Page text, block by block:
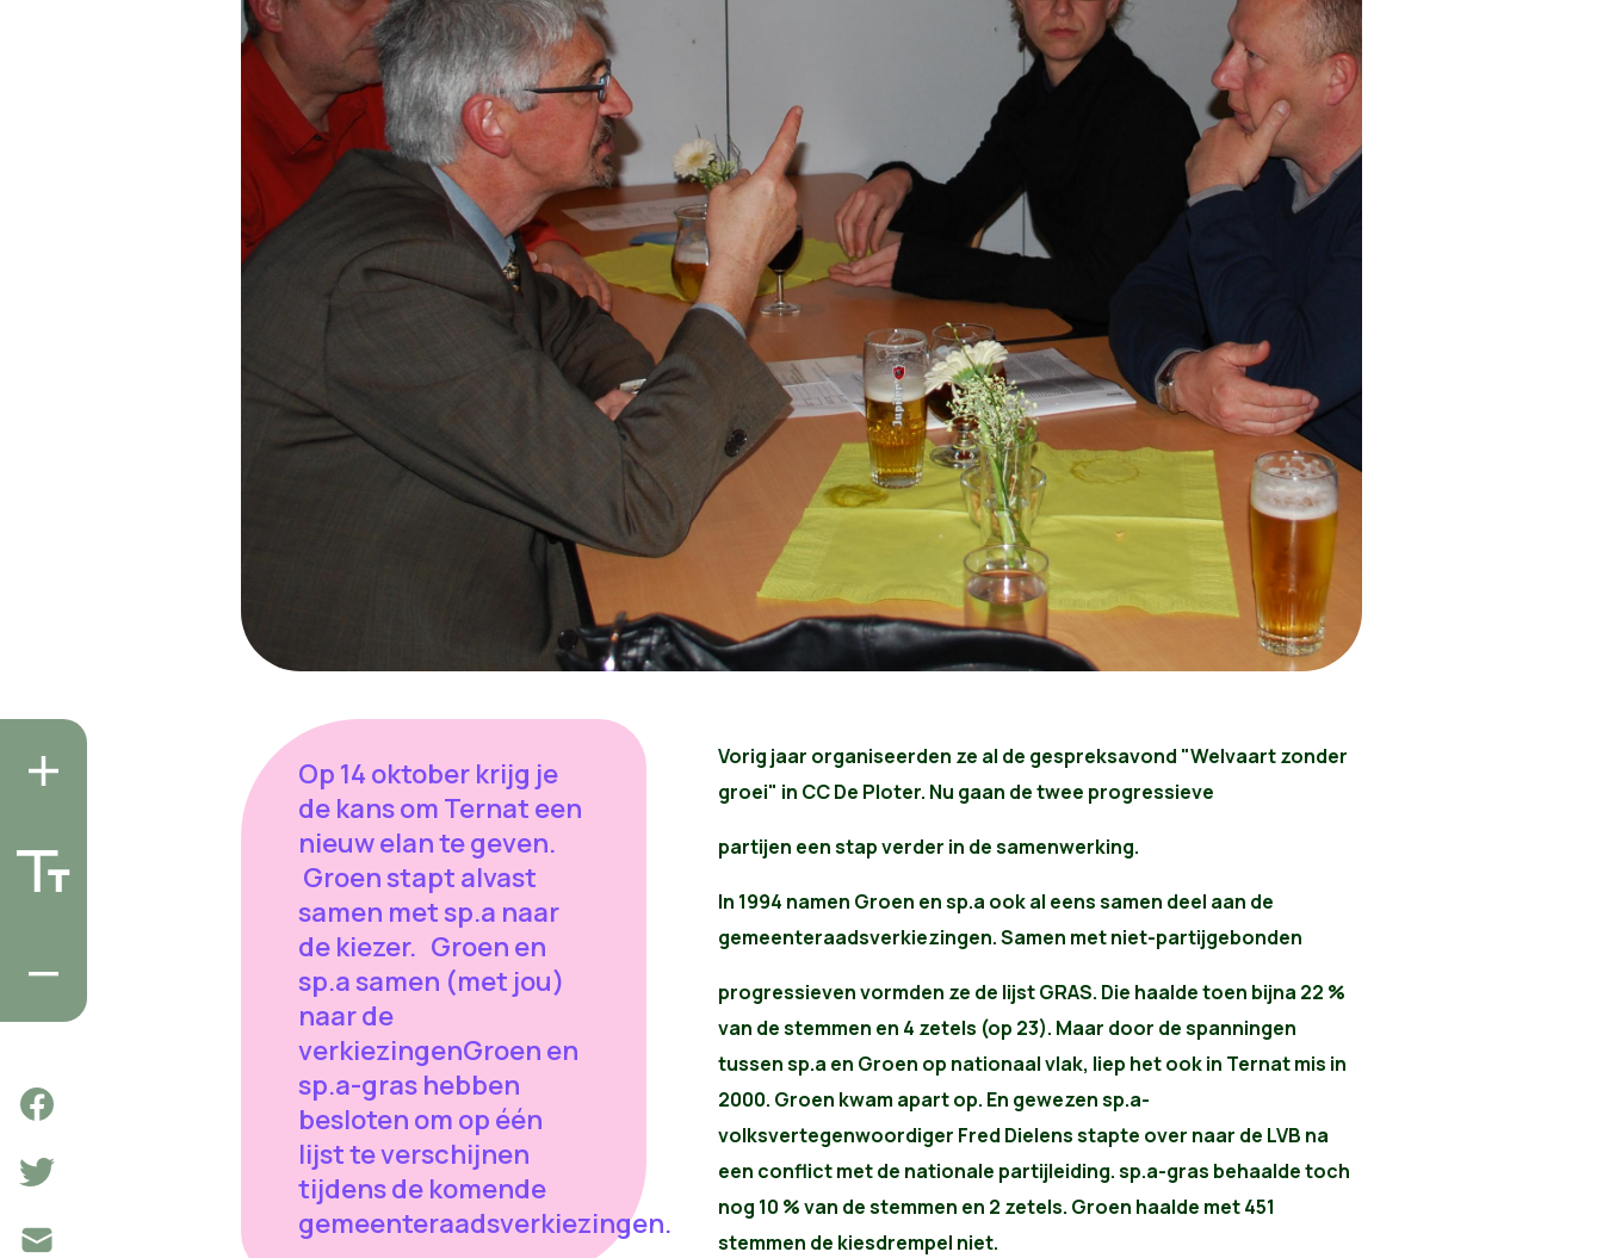
Op 14 oktober krijg je
de kans om Ternat een
nieuw elan te geven.
Groen stapt alvast
samen met sp.a naar
de kiezer. Groen en
sp.a samen (met jou)
naar de
verkiezingenGroen en
sp.a-gras hebben
besloten om op één
lijst te verschijnen
tijdens de komende
gemeenteraadsverkiezingen.
Vorig jaar organiseerden ze al de gespreksavond "Welvaart zonder
groei" in CC De Ploter. Nu gaan de twee progressieve
partijen een stap verder in de samenwerking.
In 1994 namen Groen en sp.a ook al eens samen deel aan de
gemeenteraadsverkiezingen. Samen met niet-partijgebonden
progressieven vormden ze de lijst GRAS. Die haalde toen bijna 22 %
van de stemmen en 4 zetels (op 23). Maar door de spanningen
tussen sp.a en Groen op nationaal vlak, liep het ook in Ternat mis in
2000. Groen kwam apart op. En gewezen sp.a-
volksvertegenwoordiger Fred Dielens stapte over naar de LVB na
een conflict met de nationale partijleiding. sp.a-gras behaalde toch
nog 10 % van de stemmen en 2 zetels. Groen haalde met 451
stemmen de kiesdrempel niet.